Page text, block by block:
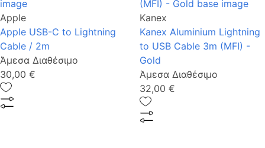
Apple
Apple USB-C to Lightning
Cable / 2m
Άμεσα Διαθέσιμο
30,00 €
Kanex
Kanex Aluminium Lightning
to USB Cable 3m (MFI) -
Gold
Άμεσα Διαθέσιμο
32,00 €